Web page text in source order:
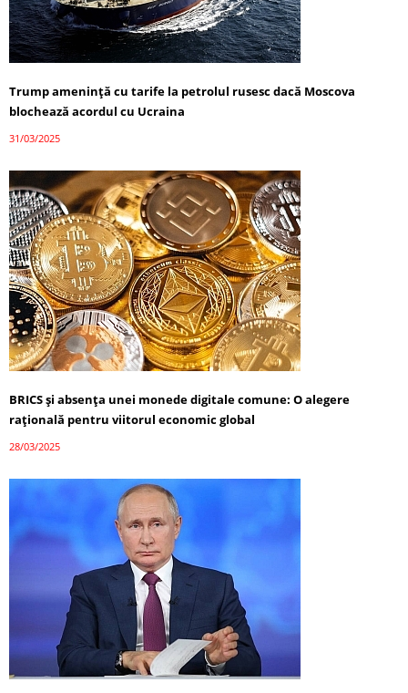
Trump amenință cu tarife la petrolul rusesc dacă Moscova
blochează acordul cu Ucraina
31/03/2025
BRICS și absența unei monede digitale comune: O alegere
rațională pentru viitorul economic global
28/03/2025